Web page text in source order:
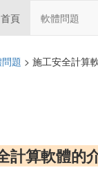
首頁 軟體問題
題 > 施工安全計算
計算軟體的